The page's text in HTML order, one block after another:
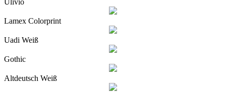
Ulivio
Lamex Colorprint
Uadi Weiß
Gothic
Altdeutsch Weiß